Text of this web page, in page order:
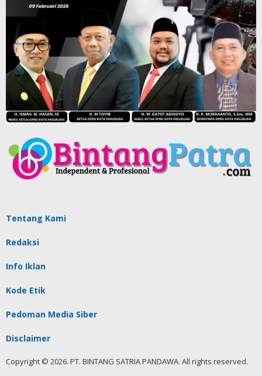
Tentang Kami
Redaksi
Info Iklan
Kode Etik
Pedoman Media Siber
Disclaimer
Copyright © 2026. PT. BINTANG SATRIA PANDAWA. All rights reserved.